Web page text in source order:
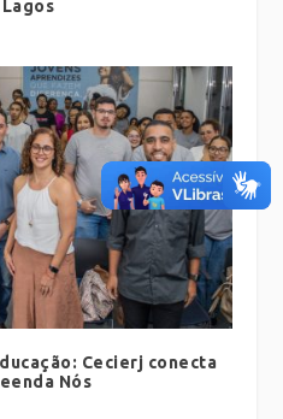
Cecierj conecta
Nós